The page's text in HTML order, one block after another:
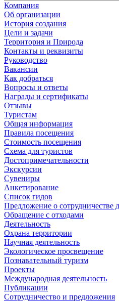
Компания
Об организации
История создания
Цели и задачи
Территория и Природа
Контакты и реквизиты
Руководство
Вакансии
Как добраться
Вопросы и ответы
Награды и сертификаты
Отзывы
Туристам
Общая информация
Правила посещения
Стоимость посещения
Схема для туристов
Достопримечательности
Экскурсии
Сувениры
Анкетирование
Список гидов
Предложение о сотрудничестве
Обращение с отходами
Деятельность
Охрана территории
Научная деятельность
Экологическое просвещение
Познавательный туризм
Проекты
Международная деятельность
Публикации
Сотрудничество и предложения